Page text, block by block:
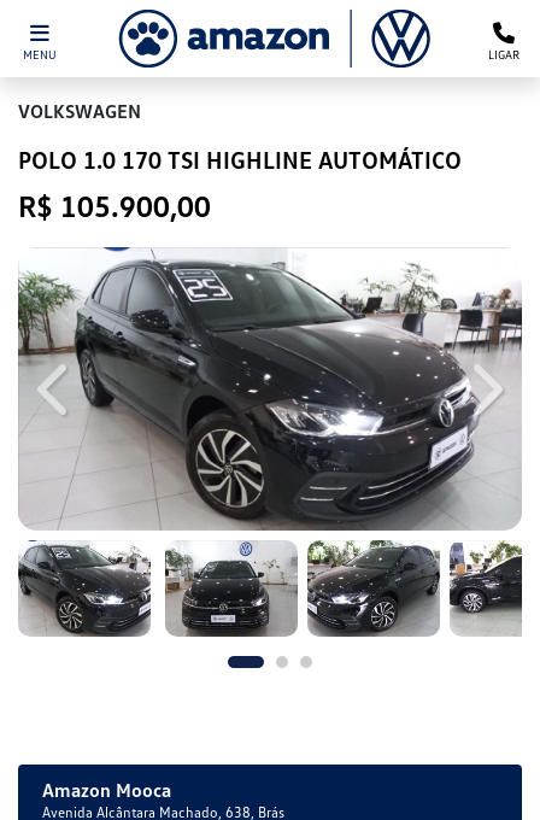
MENU LIGAR
VOLKSWAGEN
POLO 1.0 170 TSI HIGHLINE AUTOMÁTICO
R$ 105.900,00
Previous Next
Amazon Mooca
Avenida Alcântara Machado, 638, Brás